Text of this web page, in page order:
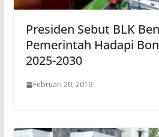
Presiden Sebut BLK
Pemerintah Hadapi
2025-2030
Februari 20, 2019